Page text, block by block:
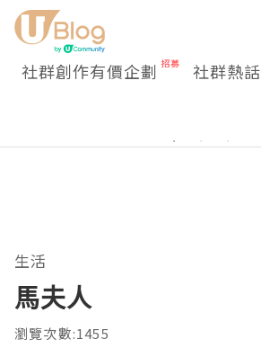
社群創作有價企劃 社群熱話
生活
馬夫人
瀏覽次數:1455